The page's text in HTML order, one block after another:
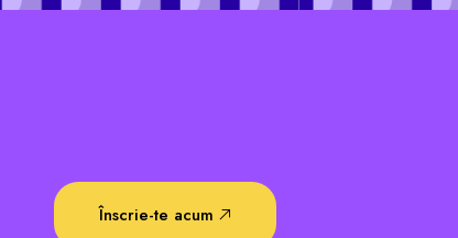
Înscrie-te acum